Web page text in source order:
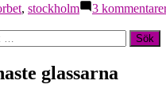
, stockholm 3
glassarna